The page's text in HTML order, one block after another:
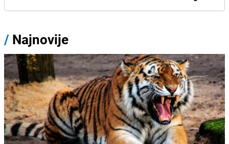
/ Najnovije